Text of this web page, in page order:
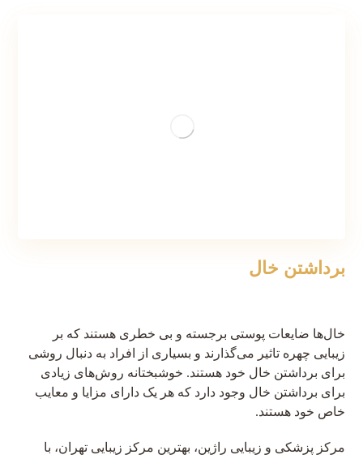
برداشتن خال
خال‌ها ضایعات پوستی برجسته و بی خطری هستند که بر
زیبایی چهره تاثیر می‌گذارند و بسیاری از افراد به دنبال روشی
برای برداشتن خال خود هستند. خوشبختانه روش‌های زیادی
برای برداشتن خال وجود دارد که هر یک دارای مزایا و معایب
خاص خود هستند.
مرکز پزشکی و زیبایی راژین، بهترین مرکز زیبایی تهران، با